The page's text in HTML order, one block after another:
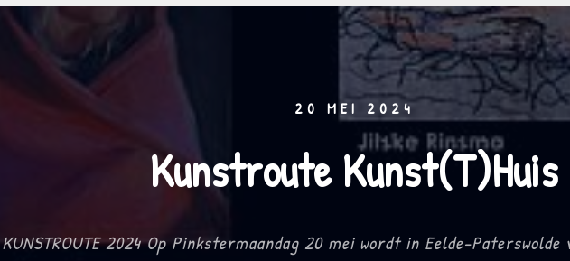
20 MEI 2024
Kunstroute Kunst(T)Huis
KUNSTROUTE 2024 Op Pinkstermaandag 20 mei wordt in Eelde-Paterswolde